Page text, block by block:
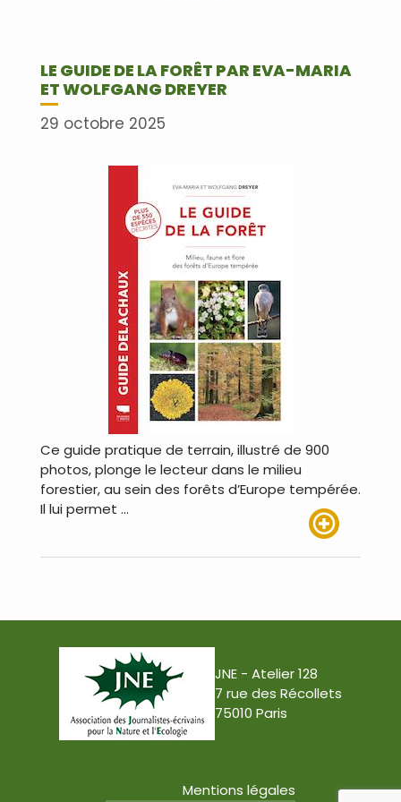
LE GUIDE DE LA FORÊT PAR EVA-MARIA
ET WOLFGANG DREYER
29 octobre 2025
Ce guide pratique de terrain, illustré de 900
photos, plonge le lecteur dans le milieu
forestier, au sein des forêts d’Europe tempérée.
Il lui permet …
JNE - Atelier 128
7 rue des Récollets
75010 Paris
Mentions légales